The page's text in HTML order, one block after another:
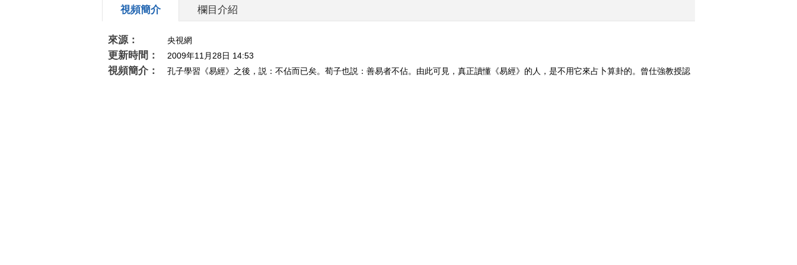
視頻簡介 欄目介紹
來源： 央視網
更新時間： 2009年11月28日 14:53
視頻簡介：
孔子學習《易經》之後，説：不佔而已矣。荀子也説：善易者不佔。由此可見，真正讀懂《易經》的人，是不用它來占卜算卦的。曾仕強教授認